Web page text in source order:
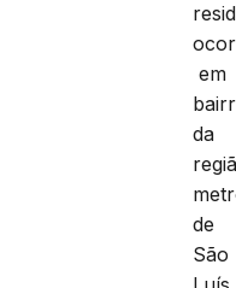
em
da
de
São